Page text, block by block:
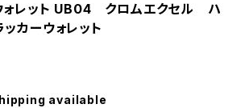
ォレット UB04 クロムエクセル ハ
カーウォレット
available